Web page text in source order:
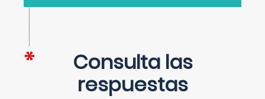
Consulta las
respuestas